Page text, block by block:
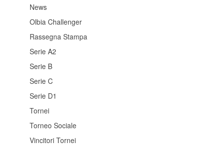
News
Olbia Challenger
Rassegna Stampa
Serie A2
Serie B
Serie C
Serie D1
Tornei
Torneo Sociale
Vincitori Tornei